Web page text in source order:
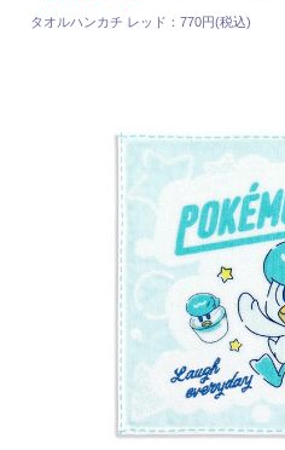
タオルハンカチ レッド：770円(税込)